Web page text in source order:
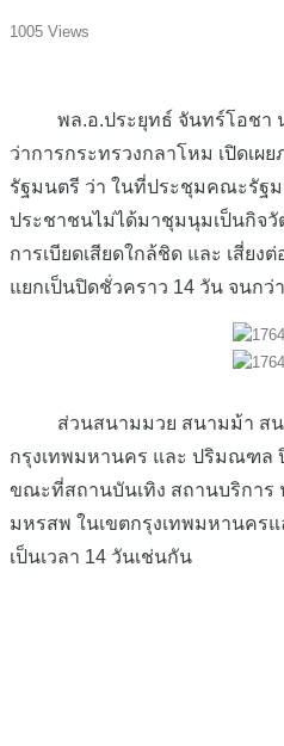
1005 Views
พล.อ.ประยุทธ์ จันทร์โอชา น
ว่าการกระทรวงกลาโหม เปิดเผ
รัฐมนตรี ว่า ในที่ประชุมคณะรัฐ
ประชาชนไม่ได้มาชุมนุมเป็นกิจวั
การเบียดเสียดใกล้ชิด และ เสี่ยง
แยกเป็นปิดชั่วคราว 14 วัน จนก
ส่วนสนามมวย สนามม้า สน
กรุงเทพมหานคร และ ปริมณฑล
ขณะที่สถานบันเทิง สถานบริการ
มหรสพ ในเขตกรุงเทพมหานคร
เป็นเวลา 14 วันเช่นกัน